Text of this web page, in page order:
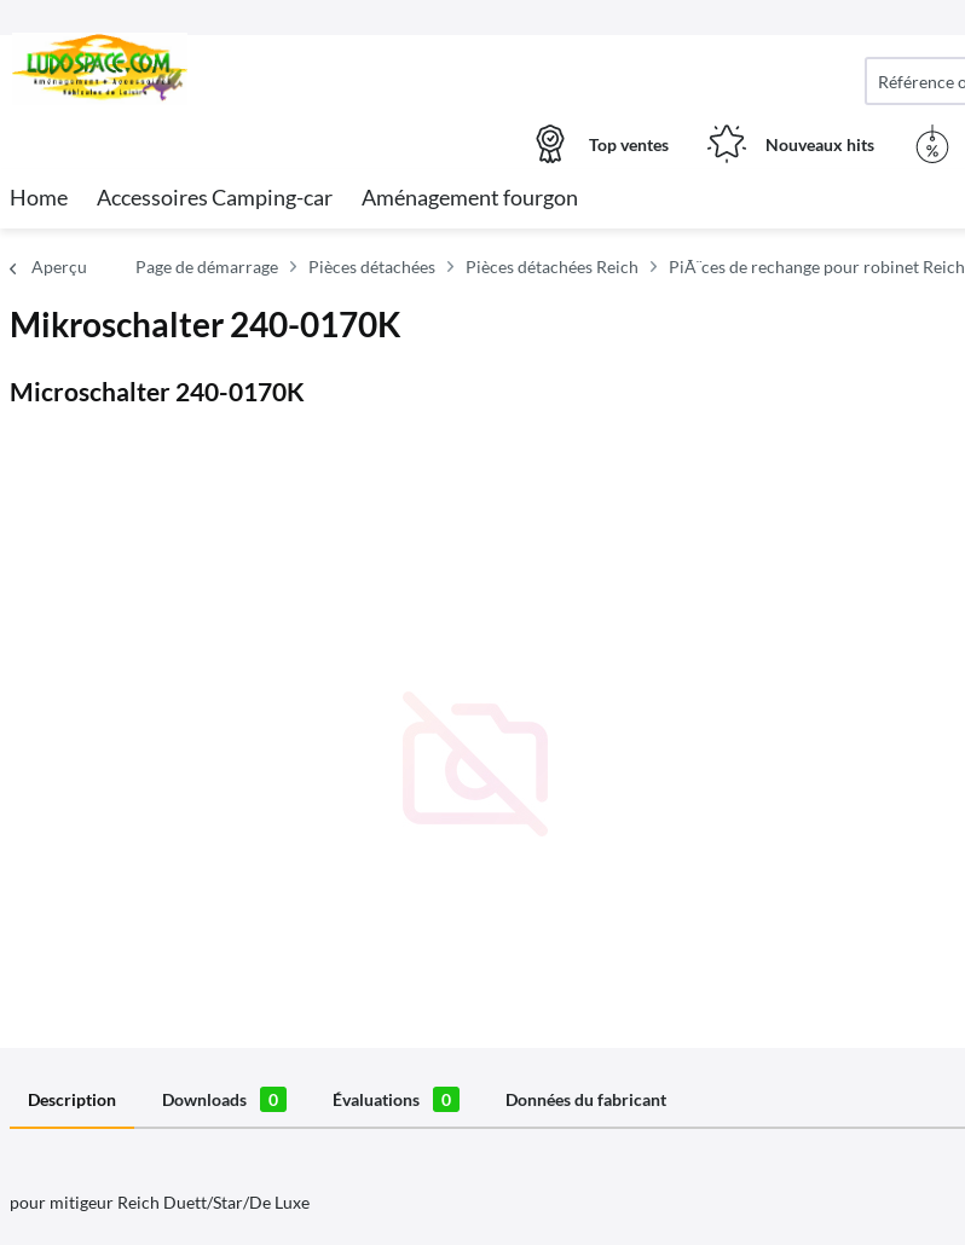
Top ventes Nouveaux hits
Home Accessoires Camping-car Aménagement fourgon
Aperçu Page de démarrage Pièces détachées Pièces détachées Reich PiÃ¨ces de rechange pour robinet Reich
Mikroschalter 240-0170K
Microschalter 240-0170K
Description Downloads 0 Évaluations 0 Données du fabricant
pour mitigeur Reich Duett/Star/De Luxe